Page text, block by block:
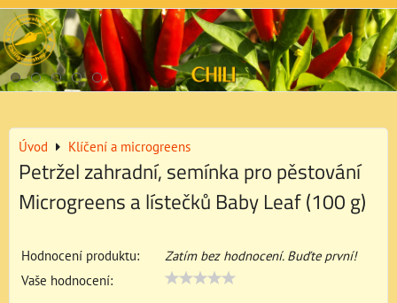
Úvod Klíčení a microgreens
Petržel zahradní, semínka pro pěstování
Microgreens a lístečků Baby Leaf (100 g)
Hodnocení produktu:
Zatím bez hodnocení. Buďte první!
Vaše hodnocení: